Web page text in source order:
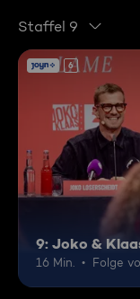
Staffel 9
6
9: Joko &
16 Min. Folge